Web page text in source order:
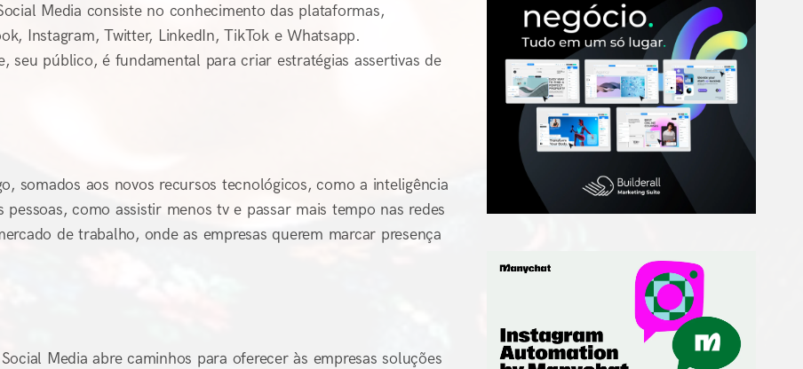
Media consiste no conhecimento das plataformas,
Instagram, Twitter, LinkedIn, TikTok e Whatsapp.
seu público, é fundamental para criar estratégias assertivas de
somados aos novos recursos tecnológicos, como a inteligência
como assistir menos tv e passar mais tempo nas redes
de trabalho, onde as empresas querem marcar presença
Media abre caminhos para oferecer às empresas soluções